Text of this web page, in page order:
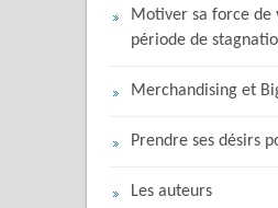
Motiver sa force de
période de
Merchandising et
Prendre ses désirs
Les auteurs